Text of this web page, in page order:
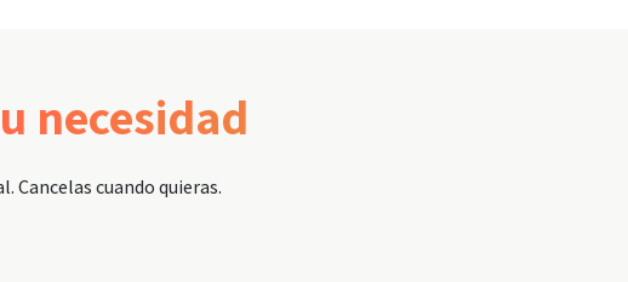
necesidad
Cancelas cuando quieras.